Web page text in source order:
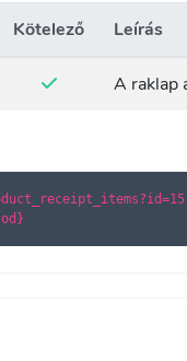
Kötelező Leírás
A raklap